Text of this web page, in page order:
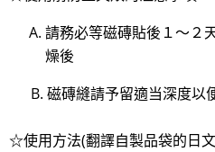
請務必等磁磚貼後１～２
燥後
B. 磁磚縫請予留適当深度以
☆使用方法(翻譯自製品袋的日文